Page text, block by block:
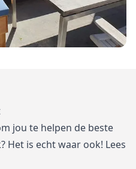
jou te helpen de beste
Het is echt waar ook! Lees